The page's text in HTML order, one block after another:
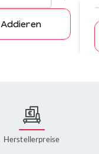
Addieren
Herstellerpreise